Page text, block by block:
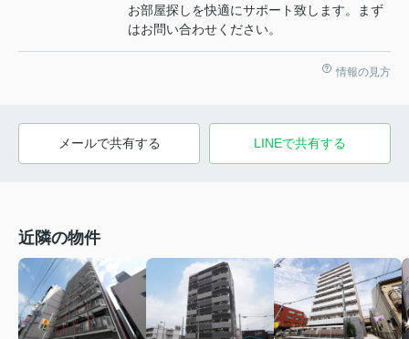
お部屋探しを快適にサポート致します。まず
はお問い合わせください。
情報の見方
メールで共有する LINEで共有する
近隣の物件